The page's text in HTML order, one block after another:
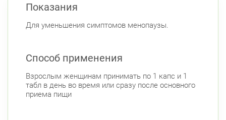
Показания
Для уменьшения симптомов менопаузы.
Способ применения
Взрослым женщинам принимать по 1 капс и 1
табл в день во время или сразу после основного
приема пищи